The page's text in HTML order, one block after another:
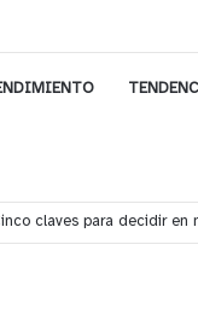
avanzar en la